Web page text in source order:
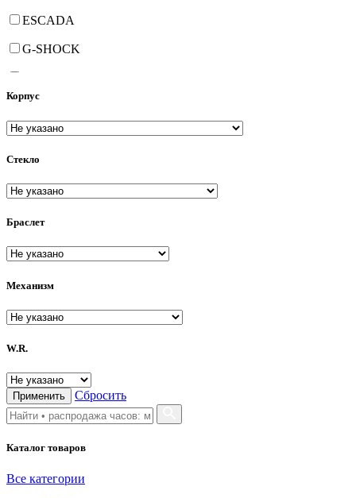
ESCADA
G-SHOCK
HANOWA
JOWISSA
PHILIP WATCH
PHILIPPE de CHERON
PIERRE LANNIER
PIERRE RICAUD
SKAGEN
SOKOLOV
VERSACE
VERSUS versace
Корпус
Стекло
Браслет
Механизм
W.R.
Применить Сбросить
Каталог товаров
Все категории